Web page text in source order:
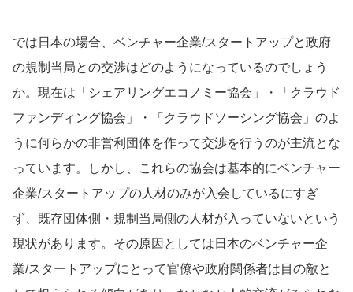
では日本の場合、ベンチャー企業/スタートアップと政府
の規制当局との交渉はどのようになっているのでしょう
か。現在は「シェアリングエコノミー協会」・「クラウド
ファンディング協会」・「クラウドソーシング協会」のよ
うに何らかの非営利団体を作って交渉を行うのが主流とな
っています。しかし、これらの協会は基本的にベンチャー
企業/スタートアップの人材のみが入会しているにすぎ
ず、既存団体側・規制当局側の人材が入っていないという
現状があります。その原因としては日本のベンチャー企
業/スタートアップにとって官僚や政府関係者は目の敵と